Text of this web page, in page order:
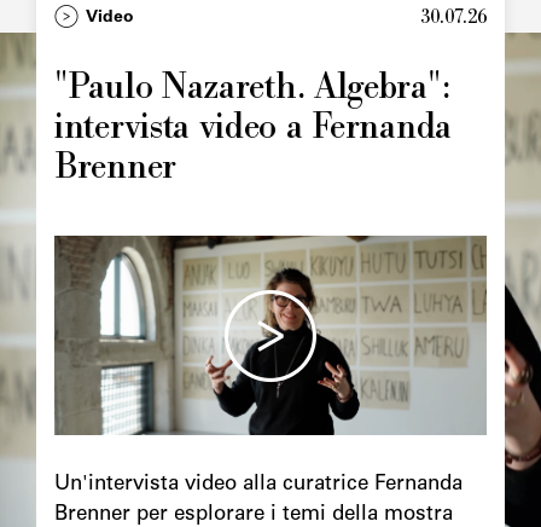
TypeVideo 30.07.26
"Paulo Nazareth. Algebra":
intervista video a Fernanda
Brenner
Image
principale
Un'intervista video alla curatrice Fernanda
Brenner per esplorare i temi della mostra